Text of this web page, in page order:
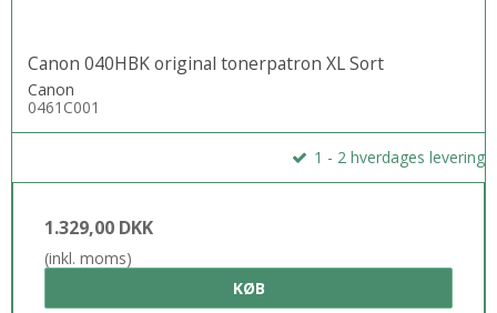
Canon 040HBK original tonerpatron XL Sort
Canon
0461C001
1 - 2 hverdages levering
1.329,00 DKK
(inkl. moms)
KØB